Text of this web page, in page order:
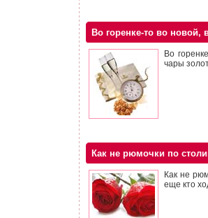
Во горенке-то во новой,
Во
чары
Как не рюмочки по
Как не
еще кто